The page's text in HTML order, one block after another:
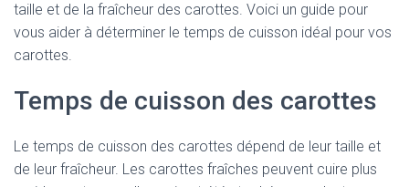
taille et de la fraîcheur des carottes. Voici un guide pour
vous aider à déterminer le temps de cuisson idéal pour vos
carottes.
Temps de cuisson des carottes
Le temps de cuisson des carottes dépend de leur taille et
de leur fraîcheur. Les carottes fraîches peuvent cuire plus